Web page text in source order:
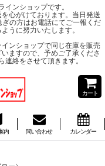
ンショップです。
心がけております。当日発送
の方はお電話にてご一報くだ
うに努力いたします。
ンショップで同じ在庫を販売
ますので、予めご了承くださ
絡をさせて頂きます。
カート
内 問い合わせ カレンダー